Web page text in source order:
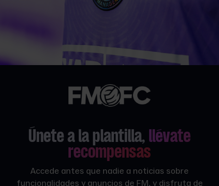
Únete a la plantilla, llévate
recompensas
Accede antes que nadie a noticias sobre
funcionalidades y anuncios de FM, y disfruta de